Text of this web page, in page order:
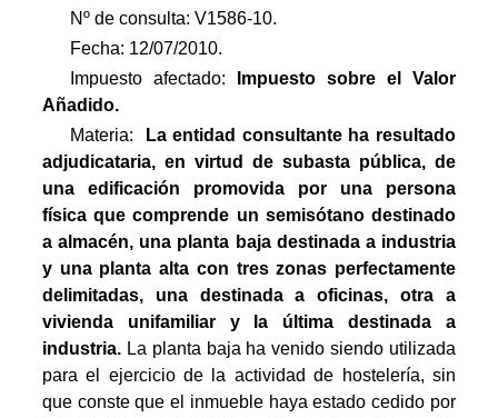
Nº de consulta: V1586-10.
Fecha: 12/07/2010.
Impuesto afectado:
Impuesto sobre el Valor
Añadido.
Materia: 
La entidad consultante ha resultado
adjudicataria, en virtud de subasta pública, de
una edificación promovida por una persona
física que comprende un semisótano destinado
a almacén, una planta baja destinada a industria
y una planta alta con tres zonas perfectamente
delimitadas, una destinada a oficinas, otra a
vivienda unifamiliar y la última destinada a
industria. La planta baja ha venido siendo utilizada
para el ejercicio de la actividad de hostelería, sin
que conste que el inmueble haya estado cedido por